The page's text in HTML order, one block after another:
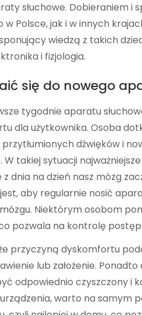
słuchowe. Dobieraniem i
w Polsce, jak i w innych
wiedzą z takich
i fizjologia.
się do nowego
tygodnie aparatu
dla użytkownika. Osoba
dźwięków i
W takiej sytuacji
z dnia na dzień nasz mózg
aby regularnie nosić
Niektórym osobom
pozwala na kontrolę
przyczyną dyskomfortu
lub założenie.
odpowiednio czyszczony i
warto na samym